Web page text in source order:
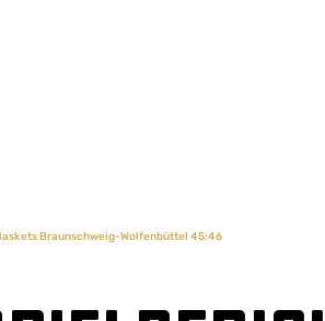
Braunschweig-Wolfenbüttel 45:46